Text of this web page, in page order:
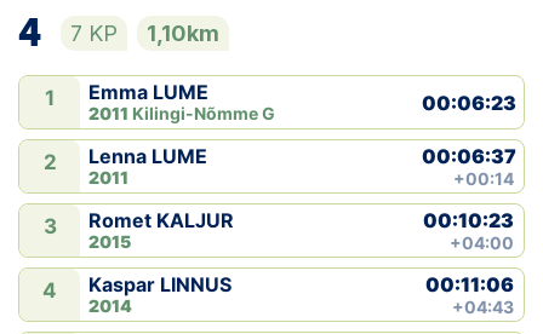
4 7 KP 1,10km
1 Emma LUME
2011 Kilingi-Nõmme G 00:06:23
2 Lenna LUME
2011
00:06:37
+00:14
3 Romet KALJUR
2015
00:10:23
+04:00
4 Kaspar LINNUS
2014
00:11:06
+04:43